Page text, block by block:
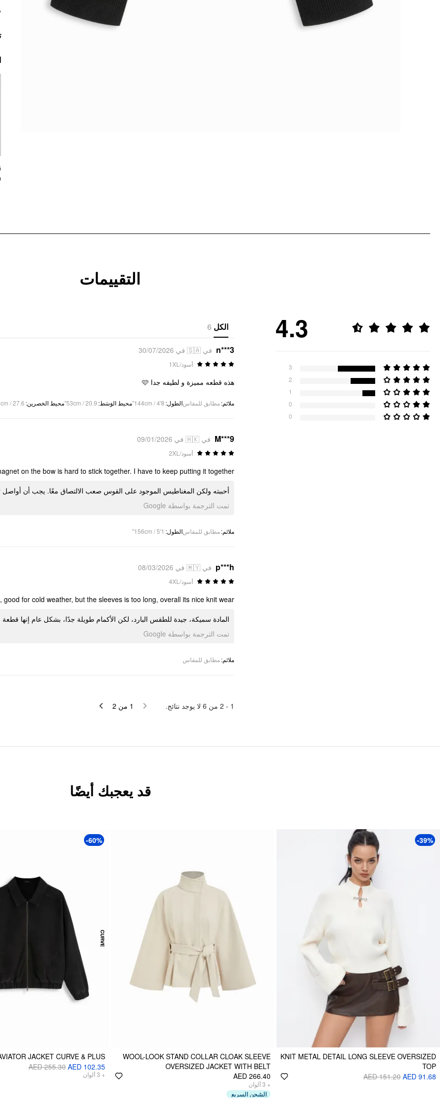
التقييمات
4.3
3
2
1
0
0
الكل 6
n***3 في 🇸🇦 في 30/07/2026
أسود/1XL
هذه قطعه مميزة و لطيفه جدا 🩷
ملائم:مطابق للمقاسالطول:
144cm / 4'8" محيط الوَسَط:
53cm / 20.9" محيط الخصرين:
/ 27.6"
M***9 في 🇭🇰 في 09/01/2026
أسود/2XL
on the bow is hard to stick together. I have to keep putting it together
أحببته ولكن المغناطيس الموجود على القوس صعب الالتصاق معًا. يجب أن أواصل
تمت الترجمة بواسطة Google
ملائم:مطابق للمقاسالطول:
156cm / 5'1"
p***h في 🇲🇾 في 08/03/2026
أسود/4XL
good for cold weather, but the sleeves is too long, overall its nice knit wear
المادة سميكة، جيدة للطقس البارد، لكن الأكمام طويلة جدًا، بشكل عام إنها قطعة
تمت الترجمة بواسطة Google
ملائم:مطابق للمقاس
1 -
2 من 6 لا يوجد نتائج. 1 من 2
قد يعجبك أيضًا
-39%
KNIT METAL DETAIL LONG SLEEVE OVERSIZED
TOP
AED 91.68
AED 151.20
WOOL-LOOK STAND COLLAR CLOAK SLEEVE
OVERSIZED JACKET WITH BELT
AED 266.40
+
3ألوان
الشحن السريع
-60%
JACKET CURVE & PLUS
AED 102.35
AED 255.30
+
3ألوان